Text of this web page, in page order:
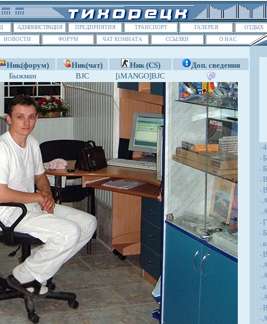
АДМИНИСТРАЦИЯ ПРЕДПРИЯТИЯ ТРАНСПОРТ ГАЛЕРЕЯ
ОТДЫХ
НОВОСТИ
ФОРУМ ЧАТ КОМНАТА ССЫЛКИ О НАС
Ник(форум) Ник(чат) Ник (CS)
Доп. сведения
Быжман BJC [iMANGO]BJC
-
-
-
-
-
-
-
-
-
-
-
-
-
-
-
-
-